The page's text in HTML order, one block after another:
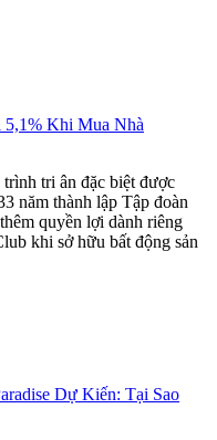
Khi Mua Nhà
tri ân đặc biệt được
năm thành lập Tập đoàn
quyền lợi dành riêng
khi sở hữu bất động sản
Dự Kiến: Tại Sao